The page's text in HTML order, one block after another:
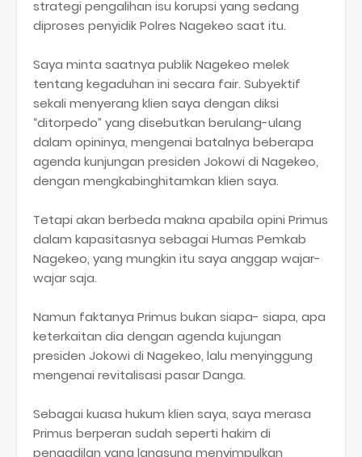
strategi pengalihan isu korupsi yang sedang
diproses penyidik Polres Nagekeo saat itu.
Saya minta saatnya publik Nagekeo melek
tentang kegaduhan ini secara fair. Subyektif
sekali menyerang klien saya dengan diksi
“ditorpedo” yang disebutkan berulang-ulang
dalam opininya, mengenai batalnya beberapa
agenda kunjungan presiden Jokowi di Nagekeo,
dengan mengkabinghitamkan klien saya.
Tetapi akan berbeda makna apabila opini Primus
dalam kapasitasnya sebagai Humas Pemkab
Nagekeo, yang mungkin itu saya anggap wajar-
wajar saja.
Namun faktanya Primus bukan siapa- siapa, apa
keterkaitan dia dengan agenda kujungan
presiden Jokowi di Nagekeo, lalu menyinggung
mengenai revitalisasi pasar Danga.
Sebagai kuasa hukum klien saya, saya merasa
Primus berperan sudah seperti hakim di
pengadilan yang langsung menyimpulkan